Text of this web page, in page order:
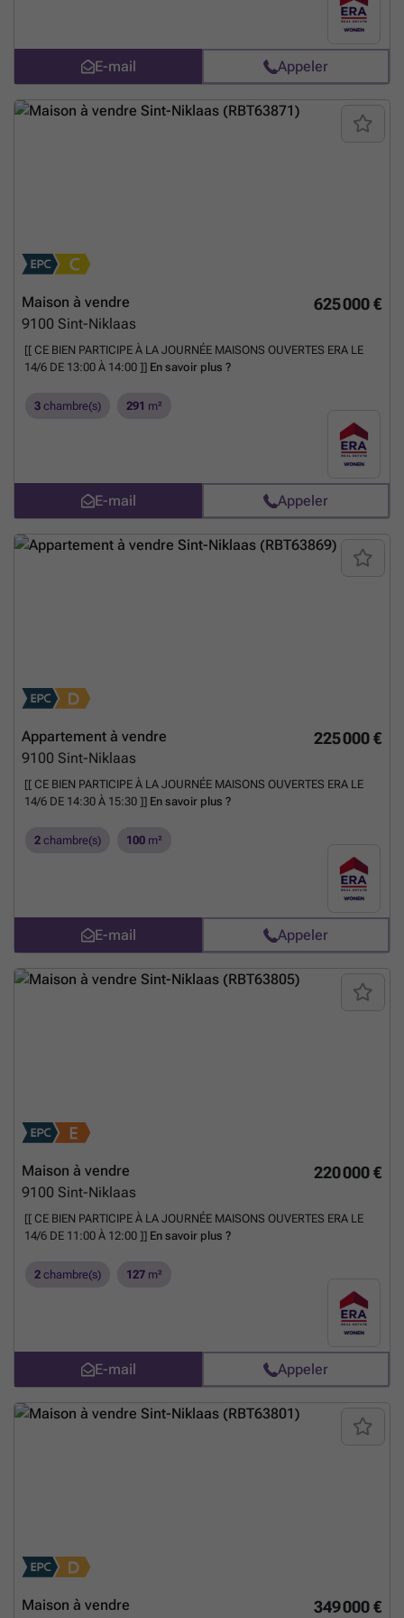
E-mail Appeler
625 000 €
Maison à vendre
9100 Sint-Niklaas
[[ CE BIEN PARTICIPE À LA JOURNÉE MAISONS OUVERTES ERA LE
14/6 DE 13:00 À 14:00 ]] En savoir plus ?
3 chambre(s) 291 m²
E-mail Appeler
225 000 €
Appartement à vendre
9100 Sint-Niklaas
[[ CE BIEN PARTICIPE À LA JOURNÉE MAISONS OUVERTES ERA LE
14/6 DE 14:30 À 15:30 ]] En savoir plus ?
2 chambre(s) 100 m²
E-mail Appeler
220 000 €
Maison à vendre
9100 Sint-Niklaas
[[ CE BIEN PARTICIPE À LA JOURNÉE MAISONS OUVERTES ERA LE
14/6 DE 11:00 À 12:00 ]] En savoir plus ?
2 chambre(s) 127 m²
E-mail Appeler
349 000 €
Maison à vendre